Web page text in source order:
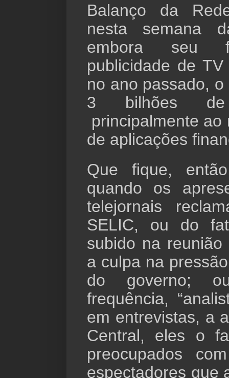
Balanço da
nesta semana
embora seu
publicidade de
no ano passado,
3 bilhões
principalmente
de aplicações
Que fique,
quando os
telejornais
SELIC, ou do
subido na
a culpa na
do governo;
frequência,
em entrevistas, a
Central, eles o
preocupados
espectadores que